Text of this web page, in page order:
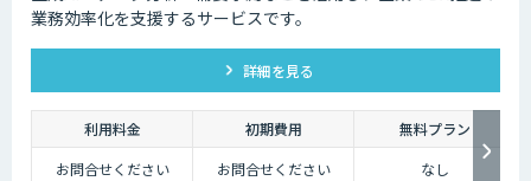
それは、パソコンやスマホといった通信機器のスペックが向上しているか
低価格でネットワークを利用できるようになったことも要因のひとつとい
しかし、テレワークを導入した場合には、社内コミュニケーションが難し
くなってしまうのも事実です。それに加え、業態管理も難しくなってしま
うため、テレワークに不安を感じてしまう企業も少なくないでしょう。
業務効率化を支援するサービスです。
詳細を見る
利用料金 初期費用
無料プラン
お問合せください
お問合せください なし